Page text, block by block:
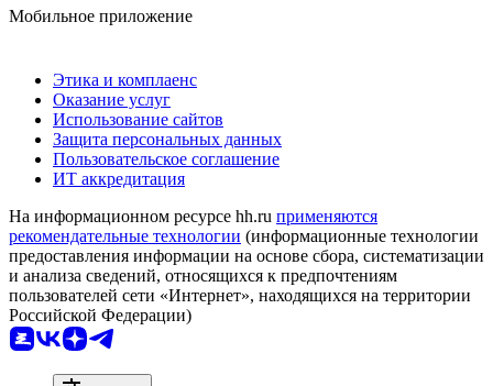
Мобильное приложение
Этика и комплаенс
Оказание услуг
Использование сайтов
Защита персональных данных
Пользовательское соглашение
ИТ аккредитация
На информационном ресурсе hh.ru применяются
рекомендательные технологии (информационные технологии
предоставления информации на основе сбора, систематизации
и анализа сведений, относящихся к предпочтениям
пользователей сети «Интернет», находящихся на территории
Российской Федерации)